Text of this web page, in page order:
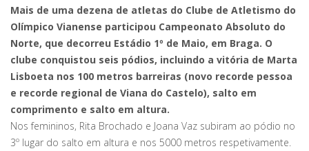
Mais de uma dezena de atletas do Clube de Atletismo do
Olímpico Vianense participou Campeonato Absoluto do
Norte, que decorreu Estádio 1º de Maio, em Braga. O
clube conquistou seis pódios, incluindo a vitória de Marta
Lisboeta nos 100 metros barreiras (novo recorde pessoa
e recorde regional de Viana do Castelo), salto em
comprimento e salto em altura.
Nos femininos, Rita Brochado e Joana Vaz subiram ao pódio no
3º lugar do salto em altura e nos 5000 metros respetivamente.